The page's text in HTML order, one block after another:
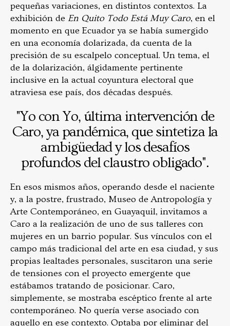
pequeñas variaciones, en distintos contextos. La
exhibición de En Quito Todo Está Muy Caro, en el
momento en que Ecuador ya se había sumergido
en una economía dolarizada, da cuenta de la
precisión de su escalpelo conceptual. Un tema, el
de la dolarización, álgidamente pertinente
inclusive en la actual coyuntura electoral que
atraviesa ese país, dos décadas después.
"Yo con Yo, última intervención de
Caro, ya pandémica, que sintetiza la
ambigüedad y los desafíos
profundos del claustro obligado".
En esos mismos años, operando desde el naciente
y, a la postre, frustrado, Museo de Antropología y
Arte Contemporáneo, en Guayaquil, invitamos a
Caro a la realización de uno de sus talleres con
mujeres en un barrio popular. Sus vínculos con el
campo más tradicional del arte en esa ciudad, y sus
propias lealtades personales, suscitaron una serie
de tensiones con el proyecto emergente que
estábamos tratando de posicionar. Caro,
simplemente, se mostraba escéptico frente al arte
contemporáneo. No quería verse asociado con
aquello en ese contexto. Optaba por eliminar del